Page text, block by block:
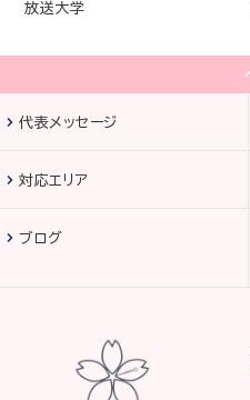
放送大学
代表メッセージ
対応エリア
ブログ